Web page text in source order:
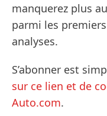
manquerez plus
parmi les
analyses.
S’abonner est
sur ce lien et de
Auto.com.